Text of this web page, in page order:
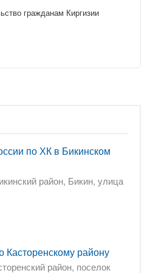
гражданам Киргизии
по ХК в Бикинском
район, Бикин, улица
району
район, поселок